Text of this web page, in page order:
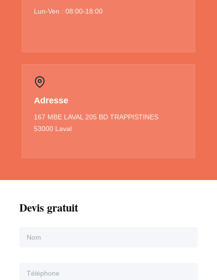
Lun-Ven : 08:00-18:00
Adresse
167 MBE LAVAL 205 BD TRAPPISTINES
53000 Laval
Devis gratuit